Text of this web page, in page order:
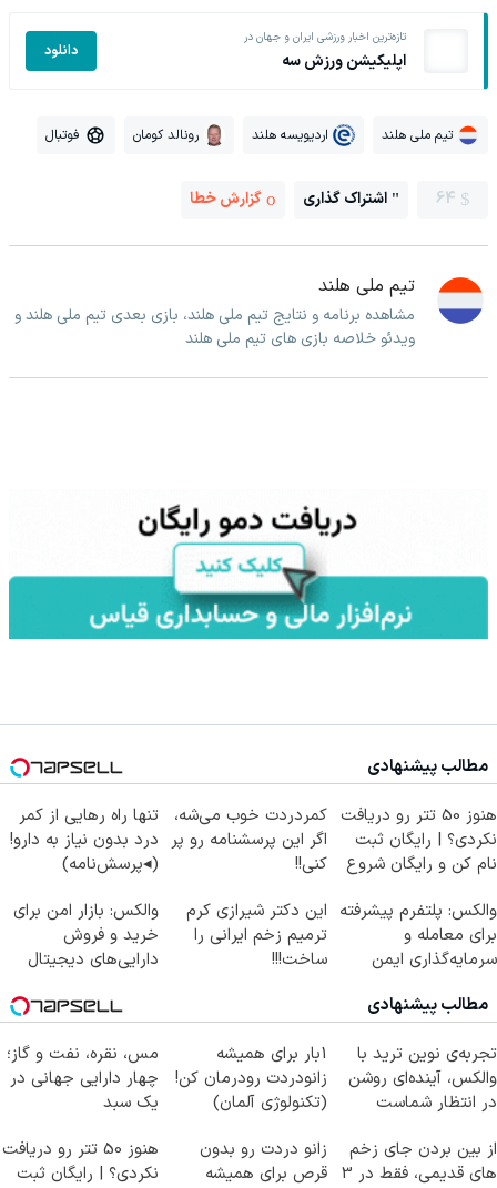
تازه‌ترین اخبار ورزشی ایران و جهان در
اپلیکیشن ورزش سه دانلود
تیم ملی هلند اردیویسه هلند رونالد کومان فوتبال
64 اشتراک گذاری گزارش خطا
تیم ملی هلند
مشاهده برنامه و نتایج تیم ملی هلند، بازی بعدی تیم ملی هلند و
ویدئو خلاصه بازی های تیم ملی هلند
مطالب پیشنهادی
هنوز 50 تتر رو دریافت
نکردی؟ | رایگان ثبت
نام کن و رایگان شروع
کمردردت خوب می‌شه،
اگر این پرسشنامه رو پر
کنی!!
تنها راه رهایی از کمر
درد بدون نیاز به دارو!
(◂پرسش‌نامه)
والکس: پلتفرم پیشرفته
برای معامله و
سرمایه‌گذاری ایمن
این دکتر شیرازی کرم
ترمیم زخم ایرانی را
ساخت!!!
والکس: بازار امن برای
خرید و فروش
دارایی‌های دیجیتال
مطالب پیشنهادی
تجربه‌ی نوین ترید با
والکس، آینده‌ای روشن
در انتظار شماست
1بار برای همیشه
زانودردت رودرمان کن!
(تکنولوژی آلمان)
مس، نقره، نفت و گاز؛
چهار دارایی جهانی در
یک سبد
از بین بردن جای زخم
های قدیمی، فقط در 3
زانو دردت رو بدون
قرص برای همیشه
هنوز 50 تتر رو دریافت
نکردی؟ | رایگان ثبت